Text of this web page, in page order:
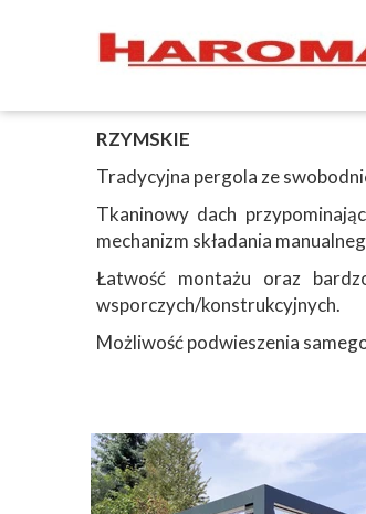
RZYMSKIE
Tradycyjna pergola ze
Tkaninowy dach
mechanizm składania
Łatwość montażu oraz
wsporczych/konstrukcyjnych.
Możliwość podwieszenia